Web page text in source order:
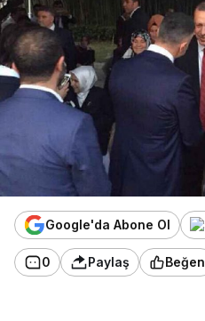
Google'da Abone Ol
0 Paylaş Beğen